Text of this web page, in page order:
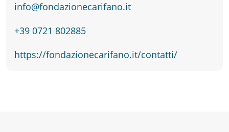
da
fare
info@fondazionecarifano.it
+39 0721 802885
https://fondazionecarifano.it/contatti/